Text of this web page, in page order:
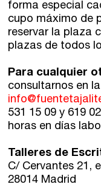
forma especial
cupo máximo de
reservar la plaza
plazas de todos
Para cualquier
consultarnos en
531 15 09 y 619
horas en días
Talleres de
C/ Cervantes 21,
28014 Madrid